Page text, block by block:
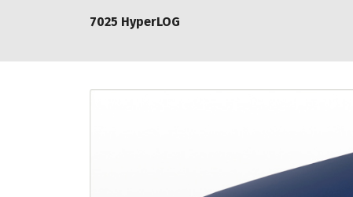
7025 HyperLOG